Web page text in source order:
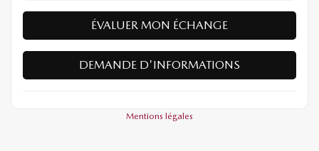
ÉVALUER MON ÉCHANGE
DEMANDE D'INFORMATIONS
Mentions légales